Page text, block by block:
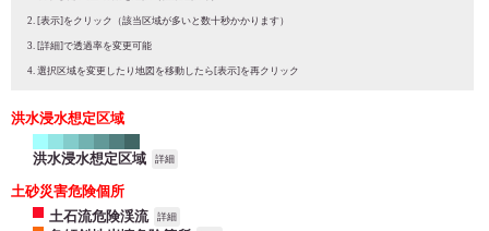
[表示]をクリック（該当区域が多いと数十秒かかります）
[詳細]で透過率を変更可能
選択区域を変更したり地図を移動したら[表示]を再クリック
洪水浸水想定区域
洪水浸水想定区域 詳細
土砂災害危険個所
土石流危険渓流
詳細